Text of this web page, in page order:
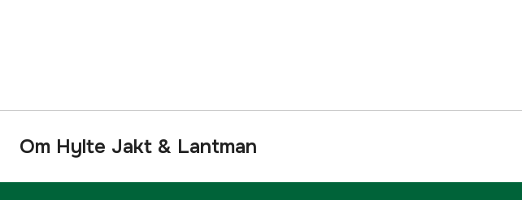
Om Hylte Jakt & Lantman